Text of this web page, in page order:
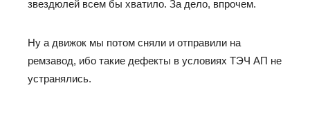
звездюлей всем бы хватило. За дело, впрочем.
Ну а движок мы потом сняли и отправили на
ремзавод, ибо такие дефекты в условиях ТЭЧ АП не
устранялись.